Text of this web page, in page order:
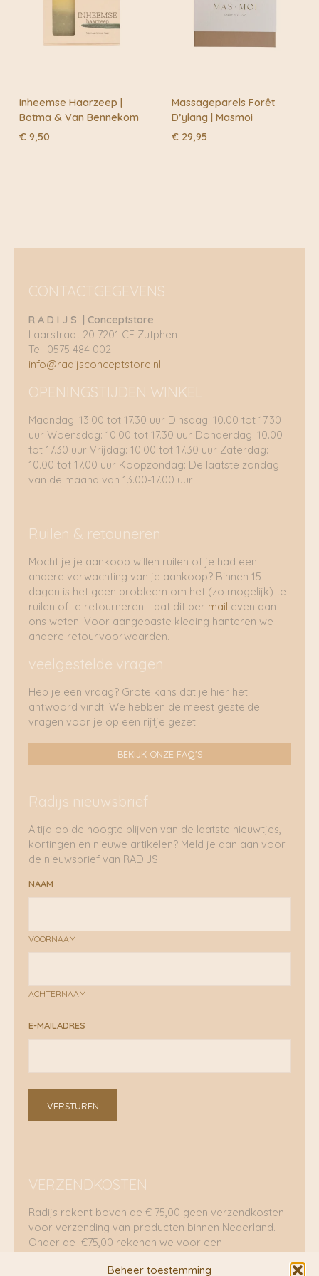
Beheer toestemming
Inheemse Haarzeep |
Botma & Van Bennekom
€ 9,50
Massageparels Forêt
D’ylang | Masmoi
€ 29,95
CONTACTGEGEVENS
R A D I J S | Conceptstore
Laarstraat 20 7201 CE Zutphen
Tel: 0575 484 002
info@radijsconceptstore.nl
OPENINGSTIJDEN WINKEL
Maandag: 13.00 tot 17.30 uur Dinsdag: 10.00 tot 17.30
uur Woensdag: 10.00 tot 17.30 uur Donderdag: 10.00
tot 17.30 uur Vrijdag: 10.00 tot 17.30 uur Zaterdag:
10.00 tot 17.00 uur Koopzondag: De laatste zondag
van de maand van 13.00-17.00 uur
Ruilen & retouneren
Mocht je je aankoop willen ruilen of je had een
andere verwachting van je aankoop? Binnen 15
dagen is het geen probleem om het (zo mogelijk) te
ruilen of te retourneren. Laat dit per mail even aan
ons weten. Voor aangepaste kleding hanteren we
andere retourvoorwaarden.
veelgestelde vragen
Heb je een vraag? Grote kans dat je hier het
antwoord vindt. We hebben de meest gestelde
vragen voor je op een rijtje gezet.
BEKIJK ONZE FAQ'S
Radijs nieuwsbrief
Altijd op de hoogte blijven van de laatste nieuwtjes,
kortingen en nieuwe artikelen? Meld je dan aan voor
de nieuwsbrief van RADIJS!
NAAM
VOORNAAM
ACHTERNAAM
E-MAILADRES
VERSTUREN
VERZENDKOSTEN
Radijs rekent boven de € 75,00 geen verzendkosten
voor verzending van producten binnen Nederland.
Onder de €75,00 rekenen we voor een